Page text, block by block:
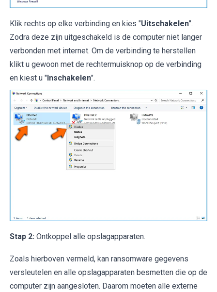
Klik rechts op elke verbinding en kies "Uitschakelen".
Zodra deze zijn uitgeschakeld is de computer niet langer
verbonden met internet. Om de verbinding te herstellen
klikt u gewoon met de rechtermuisknop op de verbinding
en kiest u " Inschakelen".
Stap 2: Ontkoppel alle opslagapparaten.
Zoals hierboven vermeld, kan ransomware gegevens
versleutelen en alle opslagapparaten besmetten die op de
computer zijn aangesloten. Daarom moeten alle externe